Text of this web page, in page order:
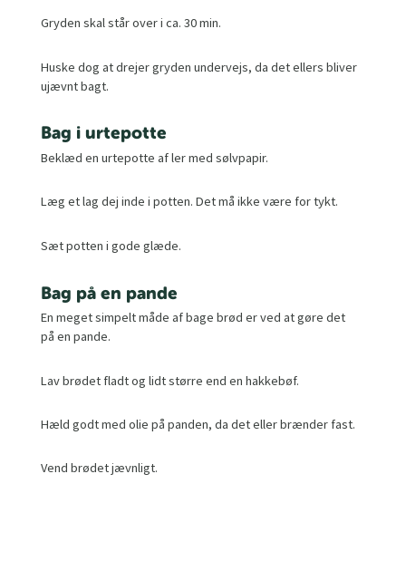
Gryden skal står over i ca. 30 min.
Huske dog at drejer gryden undervejs, da det ellers bliver
ujævnt bagt.
Bag i urtepotte
Beklæd en urtepotte af ler med sølvpapir.
Læg et lag dej inde i potten. Det må ikke være for tykt.
Sæt potten i gode glæde.
Bag på en pande
En meget simpelt måde af bage brød er ved at gøre det
på en pande.
Lav brødet fladt og lidt større end en hakkebøf.
Hæld godt med olie på panden, da det eller brænder fast.
Vend brødet jævnligt.